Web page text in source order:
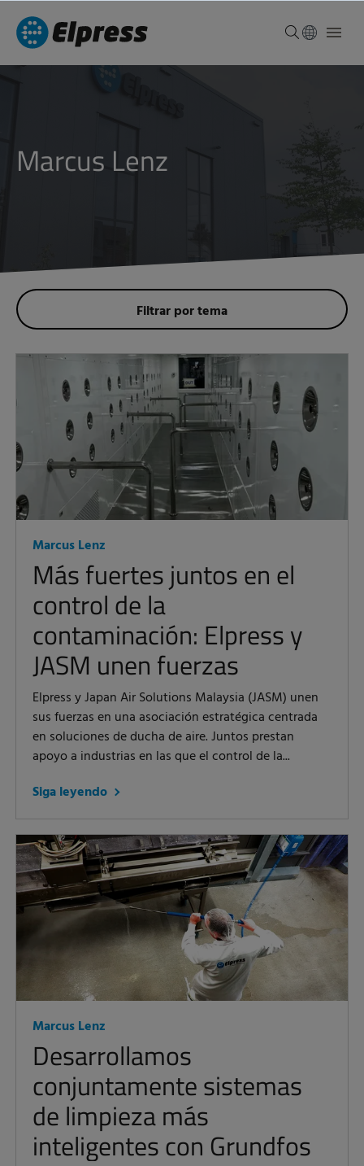
Marcus Lenz
Filtrar por tema
Marcus Lenz
Más fuertes juntos en el
control de la
contaminación: Elpress y
JASM unen fuerzas
Elpress y Japan Air Solutions Malaysia (JASM) unen
sus fuerzas en una asociación estratégica centrada
en soluciones de ducha de aire. Juntos prestan
apoyo a industrias en las que el control de la...
Siga leyendo
Marcus Lenz
Desarrollamos
conjuntamente sistemas
de limpieza más
inteligentes con Grundfos